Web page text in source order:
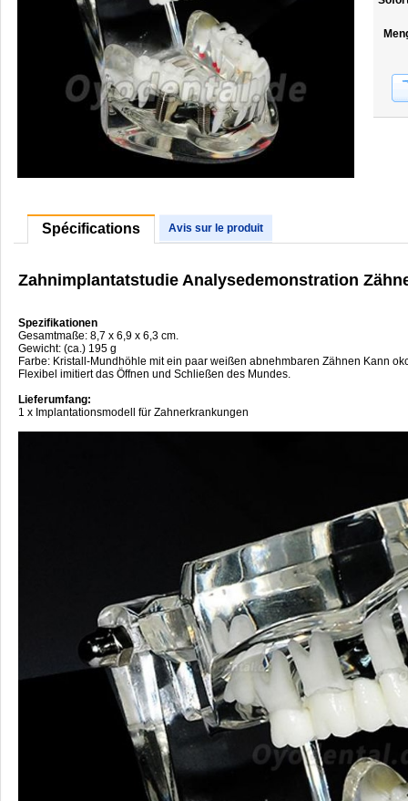
Spécifications Avis sur le produit
Zahnimplantatstudie Analysedemonstration
Spezifikationen
Gesamtmaße: 8,7 x 6,9 x 6,3 cm.
Gewicht: (ca.) 195 g
Farbe: Kristall-Mundhöhle mit ein paar weißen abnehmbaren Zähnen Kann
Flexibel imitiert das Öffnen und Schließen des Mundes.
Lieferumfang:
1 x Implantationsmodell für Zahnerkrankungen